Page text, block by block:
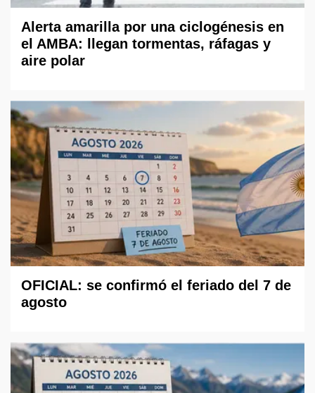
Alerta amarilla por una ciclogénesis en
el AMBA: llegan tormentas, ráfagas y
aire polar
OFICIAL: se confirmó el feriado del 7 de
agosto